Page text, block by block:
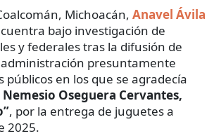
Michoacán, Anavel Ávila
bajo investigación de
y federales tras la difusión de
presuntamente
públicos en los que se agradecía
Nemesio Oseguera Cervantes,
, por la entrega de juguetes a
2025.